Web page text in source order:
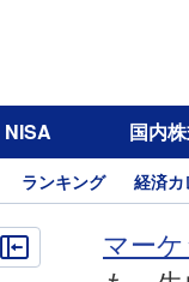
NISA 国内
ランキング 経済
マー